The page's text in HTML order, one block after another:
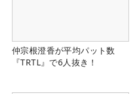
仲宗根澄香が平均パット数
『TRTL』で6人抜き！